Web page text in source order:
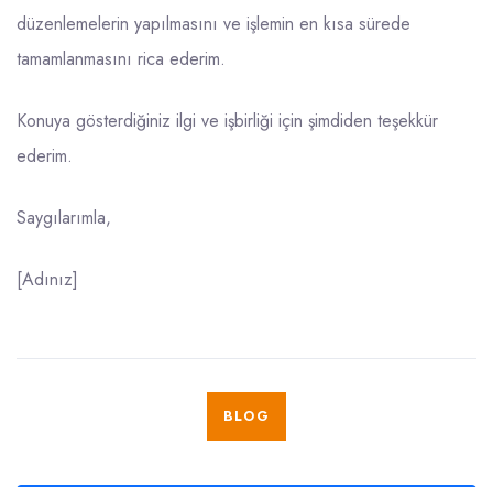
düzenlemelerin yapılmasını ve işlemin en kısa sürede
tamamlanmasını rica ederim.
Konuya gösterdiğiniz ilgi ve işbirliği için şimdiden teşekkür
ederim.
Saygılarımla,
[Adınız]
BLOG